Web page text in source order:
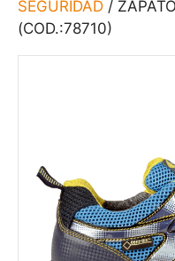
SEGURIDAD /
(COD.:78710)